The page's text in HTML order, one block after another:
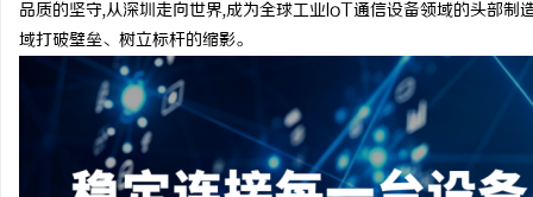
品质的坚守,从深圳走向世界,成为全球工业IoT通信设备领域的头部
域打破壁垒、树立标杆的缩影。
入解析The Row品牌：奢华时尚的典范与 全面解析云电影网：新
台